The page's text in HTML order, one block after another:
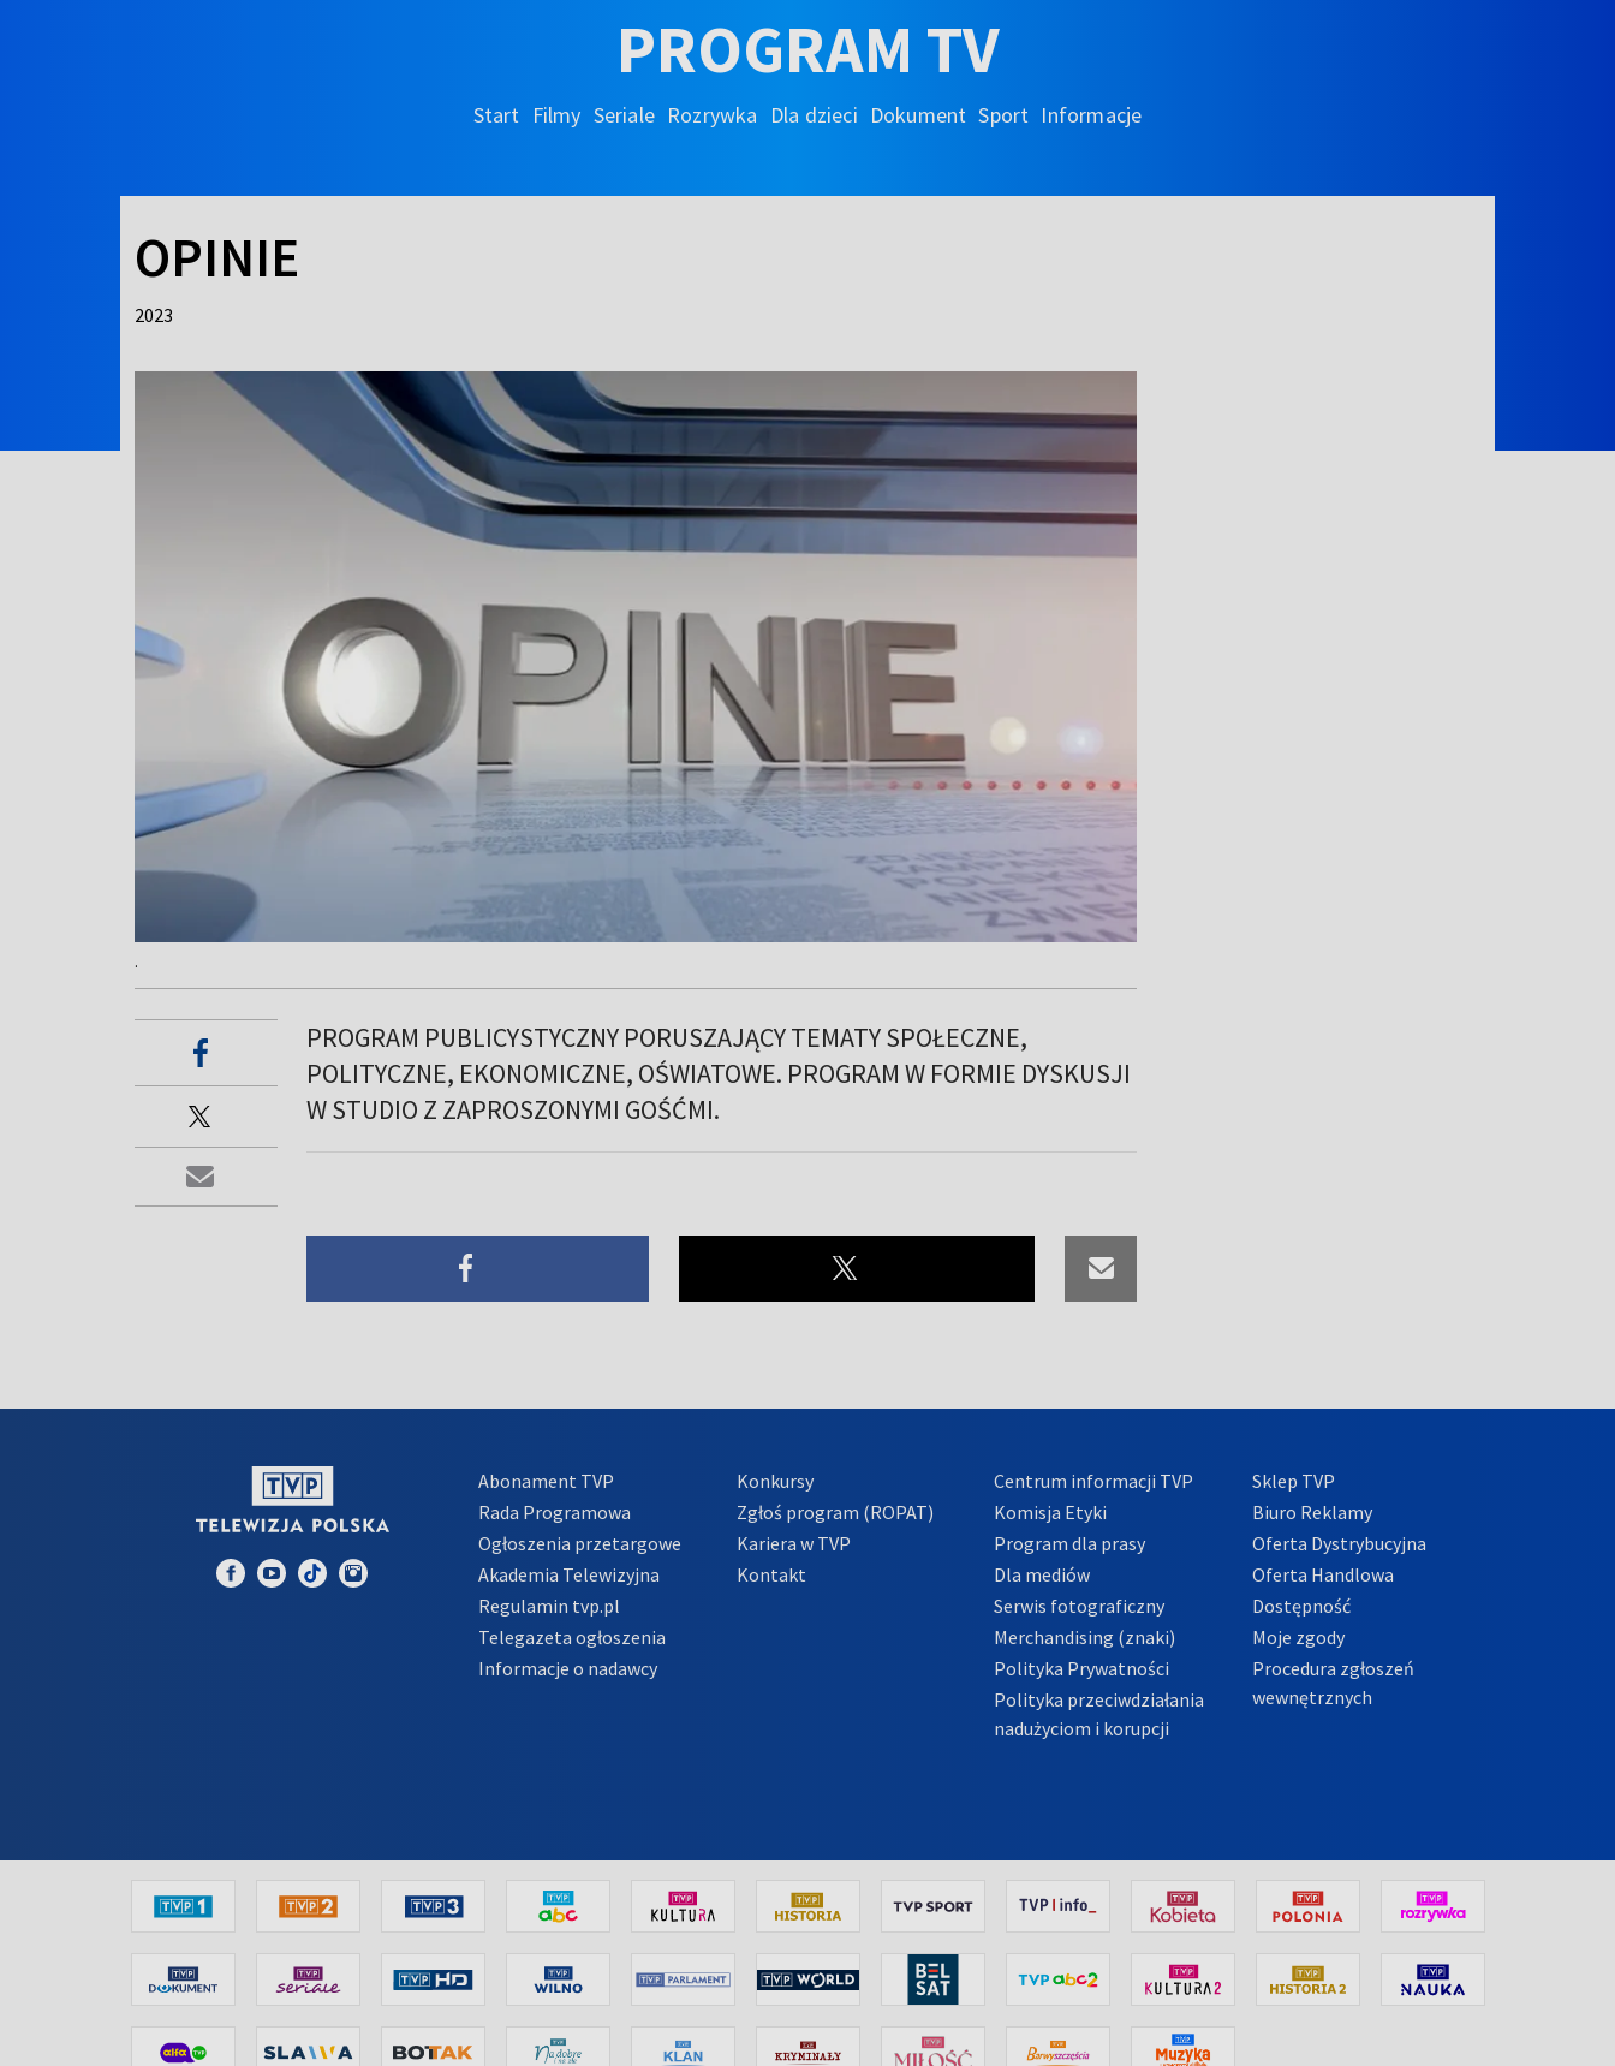
PROGRAM TV
Start Filmy Seriale Rozrywka Dla dzieci Dokument Sport Informacje
OPINIE
2023
.
PROGRAM PUBLICYSTYCZNY PORUSZAJĄCY TEMATY SPOŁECZNE,
POLITYCZNE, EKONOMICZNE, OŚWIATOWE. PROGRAM W FORMIE DYSKUSJI
W STUDIO Z ZAPROSZONYMI GOŚĆMI.
Abonament TVP
Rada Programowa
Ogłoszenia przetargowe
Akademia Telewizyjna
Regulamin tvp.pl
Telegazeta ogłoszenia
Informacje o nadawcy
Konkursy
Zgłoś program (ROPAT)
Kariera w TVP
Kontakt
Centrum informacji TVP
Komisja Etyki
Program dla prasy
Dla mediów
Serwis fotograficzny
Merchandising (znaki)
Polityka Prywatności
Polityka przeciwdziałania
nadużyciom i korupcji
Sklep TVP
Biuro Reklamy
Oferta Dystrybucyjna
Oferta Handlowa
Dostępność
Moje zgody
Procedura zgłoszeń
wewnętrznych